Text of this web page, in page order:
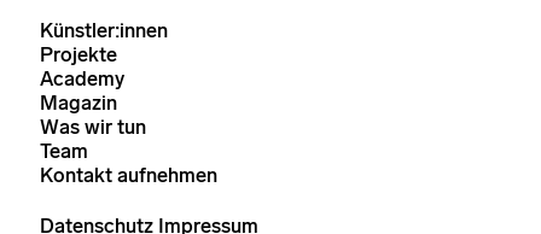
Künstler:innen
Projekte
Academy
Magazin
Was wir tun
Team
Kontakt aufnehmen
Datenschutz Impressum